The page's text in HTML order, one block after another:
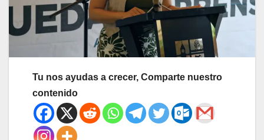
Tu nos ayudas a crecer, Comparte nuestro
contenido